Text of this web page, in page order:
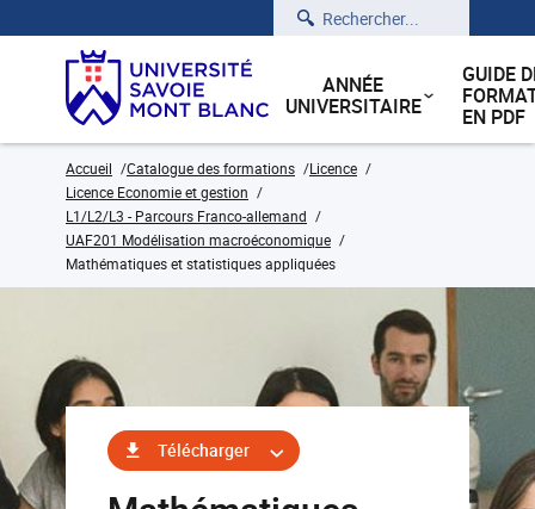
Rechercher
ANNÉE
UNIVERSITAIRE
GUIDE
EN PDF
Accueil Catalogue des formations
Licence
Licence Economie et gestion
L1/L2/L3 - Parcours Franco-allemand
UAF201 Modélisation macroéconomique
Mathématiques et statistiques appliquées
Télécharger